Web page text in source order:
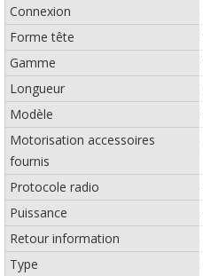
Connexion
Forme tête
Gamme
Longueur
Modèle
Motorisation accessoires
fournis
Protocole radio
Puissance
Retour information
Type